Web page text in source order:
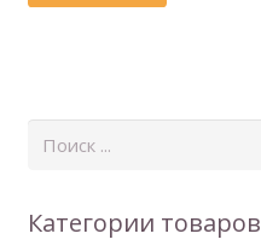
Категории товаров